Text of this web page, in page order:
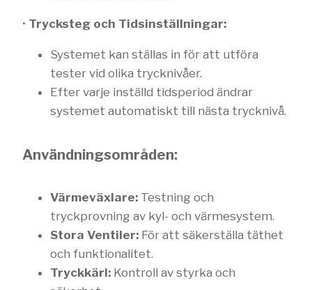
• Trycksteg och Tidsinställningar:
Systemet kan ställas in för att utföra
tester vid olika trycknivåer.
Efter varje inställd tidsperiod ändrar
systemet automatiskt till nästa trycknivå.
Användningsområden:
Värmeväxlare: Testning och
tryckprovning av kyl- och värmesystem.
Stora Ventiler: För att säkerställa täthet
och funktionalitet.
Tryckkärl: Kontroll av styrka och